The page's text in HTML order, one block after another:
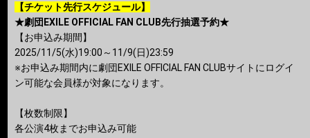
【チケット先行スケジュール】
★劇団EXILE OFFICIAL FAN CLUB先行抽選予約★
【お申込み期間】
2025/11/5(水)19:00～11/9(日)23:59
※お申込み期間内に劇団EXILE OFFICIAL FAN CLUBサイトにログイ
ン可能な会員様が対象になります。
【枚数制限】
各公演4枚までお申込み可能